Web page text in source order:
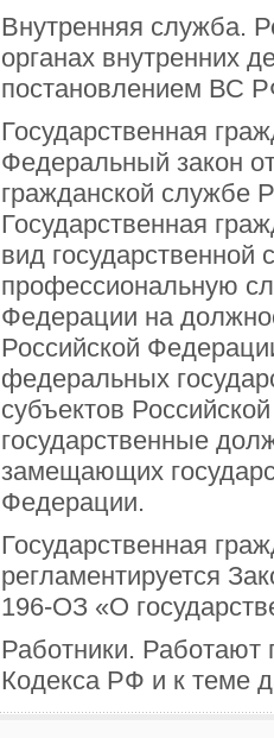
Внутренняя служба.
органах внутренних
постановлением ВС
Государственная
Федеральный закон
гражданской службе
Государственная
вид
профессиональную
Федерации на
Российской
федеральных
субъектов
государственные
замещающих
Федерации.
Государственная
регламентируется
196-ОЗ «О
Работники. Работают
Кодекса РФ и к теме